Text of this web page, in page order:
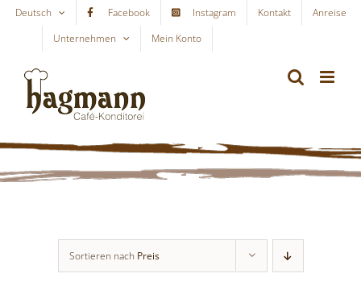
Skip
content
Deutsch Facebook Instagram Kontakt
Anreise
Unternehmen
Mein Konto
Sortieren nach Preis